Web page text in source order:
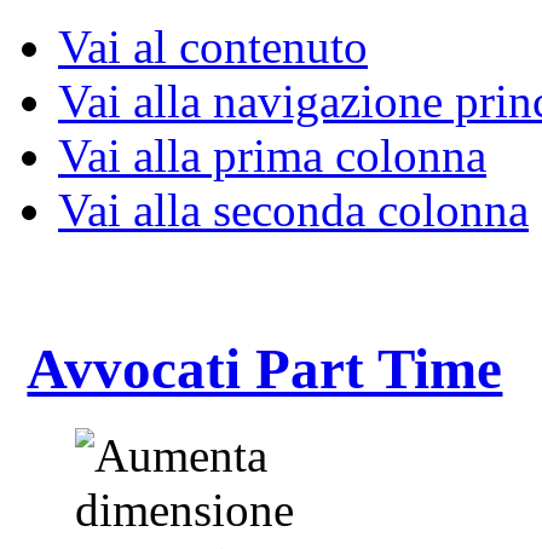
Vai al contenuto
Vai alla navigazione
Vai alla prima colonna
Vai alla seconda colonna
Avvocati Part Time